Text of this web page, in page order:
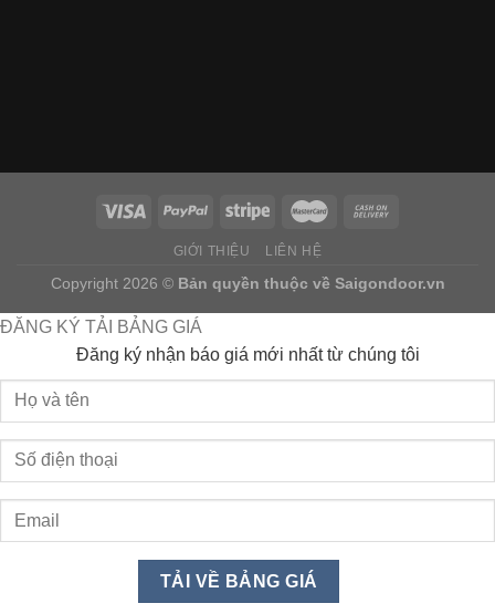
GIỚI THIỆU LIÊN HỆ
Copyright 2026 © Bản quyền thuộc về Saigondoor.vn
ĐĂNG KÝ TẢI BẢNG GIÁ
Đăng ký nhận báo giá mới nhất từ chúng tôi